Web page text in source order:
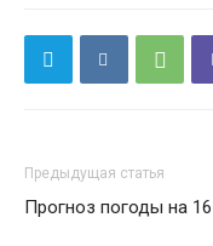
Предыдущая статья
Прогноз погоды на